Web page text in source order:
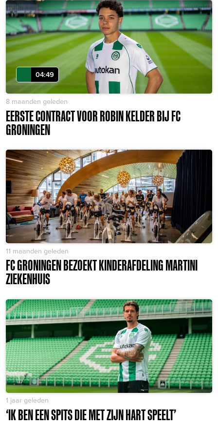
04:49
8 maanden geleden
EERSTE CONTRACT VOOR ROBIN KELDER BIJ FC
GRONINGEN
11 maanden geleden
FC GRONINGEN BEZOEKT KINDERAFDELING MARTINI
ZIEKENHUIS
1 jaar geleden
‘IK BEN EEN SPITS DIE MET ZIJN HART SPEELT’